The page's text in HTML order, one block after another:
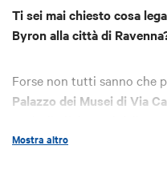
Ti sei mai chiesto cosa
Byron alla città di
Forse non tutti sanno che
Palazzo dei Musei di Via
perTeresa Gamba
Mostra altro